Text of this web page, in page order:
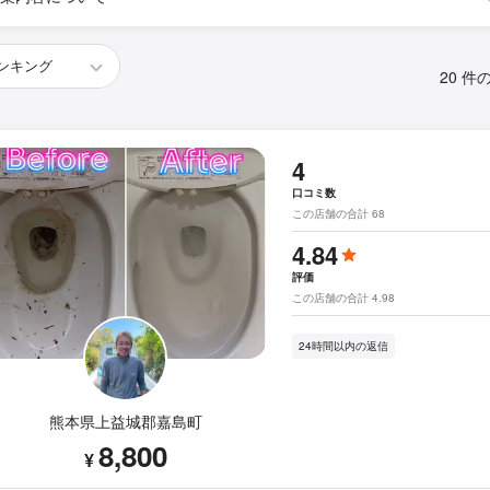
20 件
熊本県上益城郡嘉島町
¥8,800
4
口コミ数
この店舗の合計 68
4.84
評価
この店舗の合計 4.98
24時間以内の返信